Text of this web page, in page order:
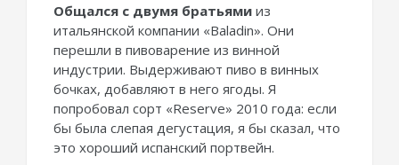
Общался с двумя братьями из
итальянской компании «Baladin». Они
перешли в пивоварение из винной
индустрии. Выдерживают пиво в винных
бочках, добавляют в него ягоды. Я
попробовал сорт «Reserve» 2010 года: если
бы была слепая дегустация, я бы сказал, что
это хороший испанский портвейн.